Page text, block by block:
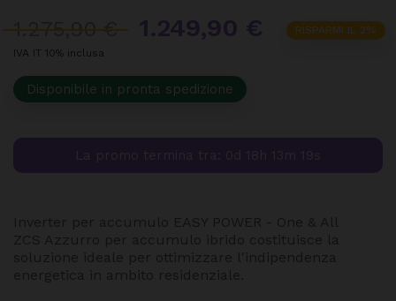
1.275,90 €
RISPARMI IL 2%
IVA IT 10% inclusa
Disponibile in pronta spedizione